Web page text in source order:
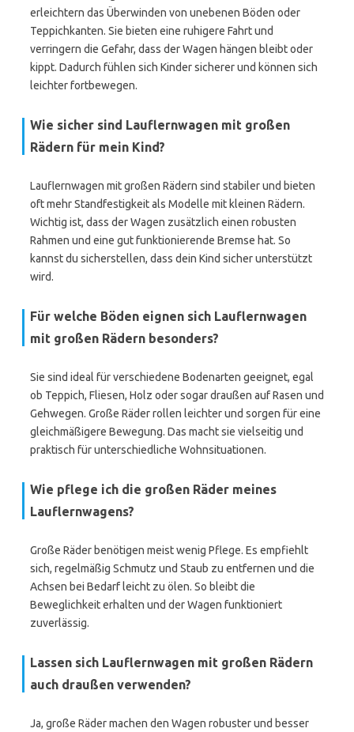
erleichtern das Überwinden von unebenen Böden oder
Teppichkanten. Sie bieten eine ruhigere Fahrt und
verringern die Gefahr, dass der Wagen hängen bleibt oder
kippt. Dadurch fühlen sich Kinder sicherer und können sich
leichter fortbewegen.
Wie sicher sind Lauflernwagen mit großen
Rädern für mein Kind?
Lauflernwagen mit großen Rädern sind stabiler und bieten
oft mehr Standfestigkeit als Modelle mit kleinen Rädern.
Wichtig ist, dass der Wagen zusätzlich einen robusten
Rahmen und eine gut funktionierende Bremse hat. So
kannst du sicherstellen, dass dein Kind sicher unterstützt
wird.
Für welche Böden eignen sich Lauflernwagen
mit großen Rädern besonders?
Sie sind ideal für verschiedene Bodenarten geeignet, egal
ob Teppich, Fliesen, Holz oder sogar draußen auf Rasen und
Gehwegen. Große Räder rollen leichter und sorgen für eine
gleichmäßigere Bewegung. Das macht sie vielseitig und
praktisch für unterschiedliche Wohnsituationen.
Wie pflege ich die großen Räder meines
Lauflernwagens?
Große Räder benötigen meist wenig Pflege. Es empfiehlt
sich, regelmäßig Schmutz und Staub zu entfernen und die
Achsen bei Bedarf leicht zu ölen. So bleibt die
Beweglichkeit erhalten und der Wagen funktioniert
zuverlässig.
Lassen sich Lauflernwagen mit großen Rädern
auch draußen verwenden?
Ja, große Räder machen den Wagen robuster und besser